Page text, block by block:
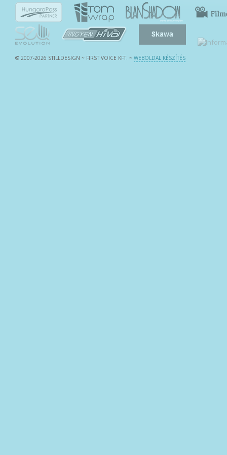
© 2007-2026 STILLDESIGN ~ FIRST VOICE KFT. ~ WEBOLDAL KÉSZÍTÉS